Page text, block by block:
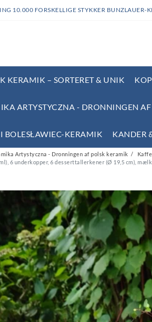
10.000 FORSKELLIGE STYKKER BUNZLAUER-
KERAMIK – SORTERET & UNIK KOP
ARTYSTYCZNA - DRONNINGEN
BOLESŁAWIEC-KERAMIK KANDER
Artystyczna - Dronningen af polsk keramik
6 underkopper, 6 desserttallerkener (Ø 19,5 cm),